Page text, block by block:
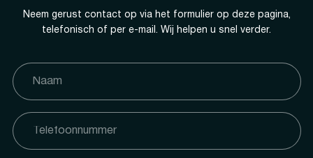
Neem gerust contact op via het formulier op deze pagina,
telefonisch of per e-mail. Wij helpen u snel verder.